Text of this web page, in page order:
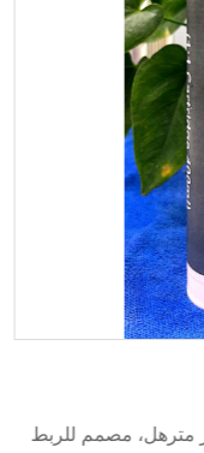
مكون من جزأين 1:1، غير مترهل، مصمم للربط